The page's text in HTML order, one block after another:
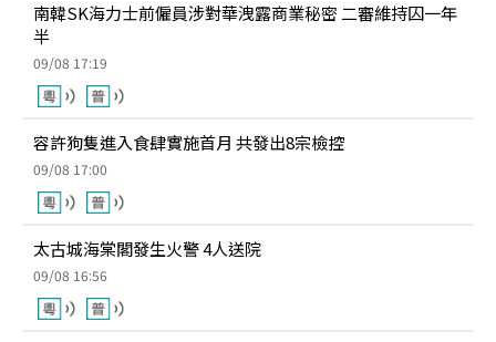
南韓SK海力士前僱員涉對華洩露商業秘密 二審維持囚一年
半
09/08 17:19
容許狗隻進入食肆實施首月 共發出8宗檢控
09/08 17:00
太古城海棠閣發生火警 4人送院
09/08 16:56